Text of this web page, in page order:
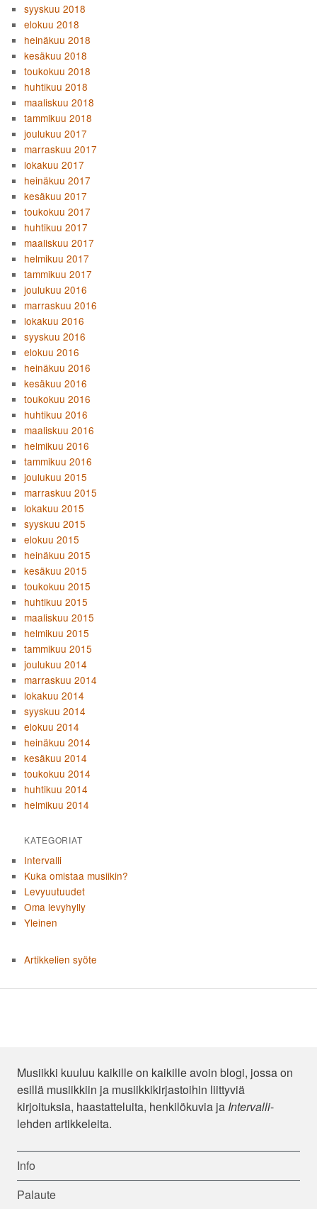
syyskuu 2018
elokuu 2018
heinäkuu 2018
kesäkuu 2018
toukokuu 2018
huhtikuu 2018
maaliskuu 2018
tammikuu 2018
joulukuu 2017
marraskuu 2017
lokakuu 2017
heinäkuu 2017
kesäkuu 2017
toukokuu 2017
huhtikuu 2017
maaliskuu 2017
helmikuu 2017
tammikuu 2017
joulukuu 2016
marraskuu 2016
lokakuu 2016
syyskuu 2016
elokuu 2016
heinäkuu 2016
kesäkuu 2016
toukokuu 2016
huhtikuu 2016
maaliskuu 2016
helmikuu 2016
tammikuu 2016
joulukuu 2015
marraskuu 2015
lokakuu 2015
syyskuu 2015
elokuu 2015
heinäkuu 2015
kesäkuu 2015
toukokuu 2015
huhtikuu 2015
maaliskuu 2015
helmikuu 2015
tammikuu 2015
joulukuu 2014
marraskuu 2014
lokakuu 2014
syyskuu 2014
elokuu 2014
heinäkuu 2014
kesäkuu 2014
toukokuu 2014
huhtikuu 2014
helmikuu 2014
KATEGORIAT
Intervalli
Kuka omistaa musiikin?
Levyuutuudet
Oma levyhylly
Yleinen
Artikkelien syöte
Musiikki kuuluu kaikille on kaikille avoin blogi, jossa on
esillä musiikkiin ja musiikkikirjastoihin liittyviä
kirjoituksia, haastatteluita, henkilökuvia ja Intervalli-
lehden artikkeleita.
Info
Palaute